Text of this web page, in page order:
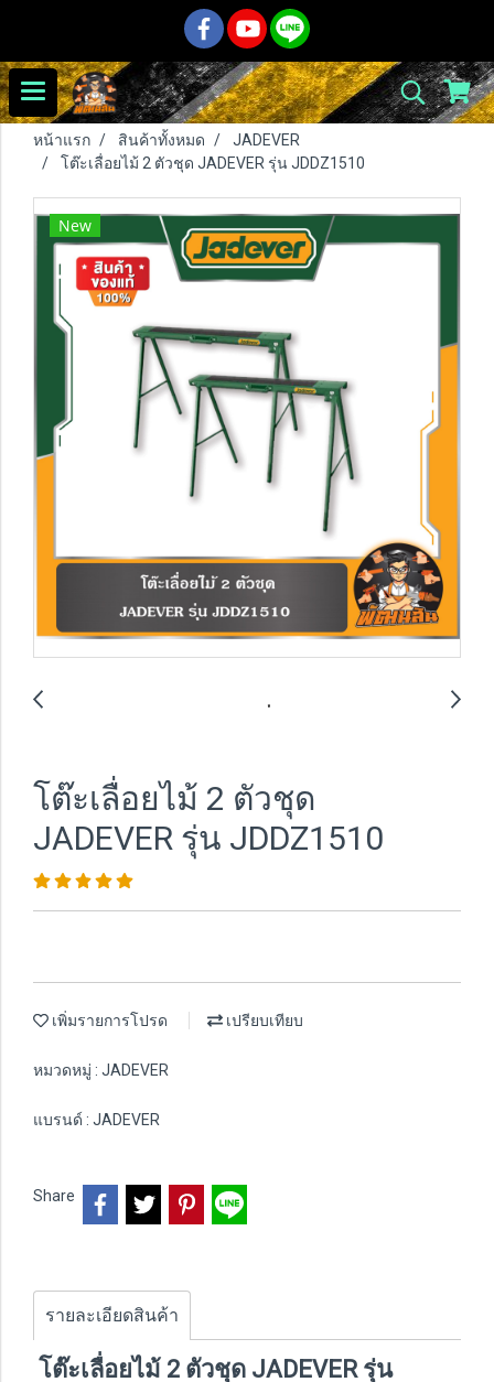
หน้าแรก สินค้าทั้งหมด
JADEVER
โต๊ะเลื่อยไม้ 2 ตัวชุด JADEVER รุ่น JDDZ1510
New
โต๊ะเลื่อยไม้ 2 ตัวชุด
JADEVER รุ่น JDDZ1510
เพิ่มรายการโปรด เปรียบเทียบ
หมวดหมู่ : JADEVER
แบรนด์ : JADEVER
Share
รายละเอียดสินค้า
โต๊ะเลื่อยไม้ 2 ตัวชุด JADEVER รุ่น